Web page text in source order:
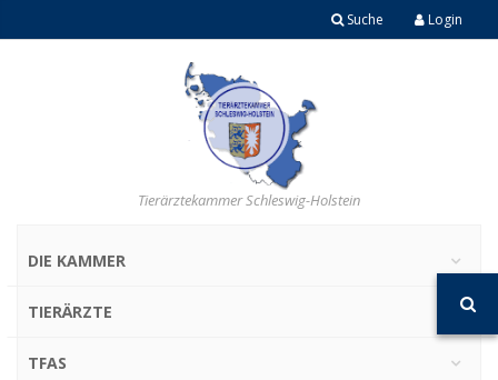
Login
Suche
Tierärztekammer Schleswig-Holstein
DIE KAMMER
TIERÄRZTE
TFAS